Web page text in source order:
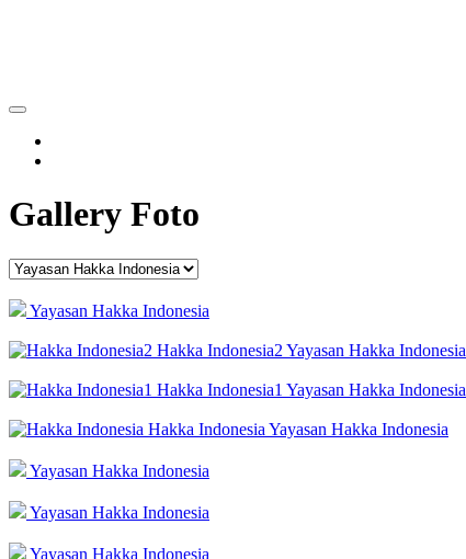
Gallery Foto
Yayasan Hakka Indonesia
Hakka Indonesia2 Yayasan Hakka Indonesia
Hakka Indonesia1 Yayasan Hakka Indonesia
Hakka Indonesia Yayasan Hakka Indonesia
Yayasan Hakka Indonesia
Yayasan Hakka Indonesia
Yayasan Hakka Indonesia